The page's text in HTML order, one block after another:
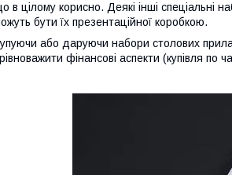
в цілому корисно. Деякі інші спеціальні
бути їх презентаційної коробкою.
або даруючи набори столових
фінансові аспекти (купівля по